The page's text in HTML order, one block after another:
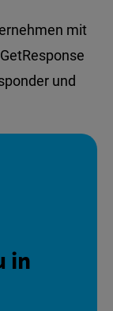
mit
und
in